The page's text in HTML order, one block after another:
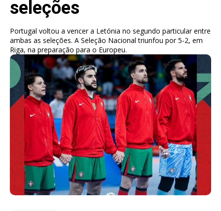
seleções
Portugal voltou a vencer a Letónia no segundo particular entre
ambas as seleções. A Seleção Nacional triunfou por 5-2, em
Riga, na preparação para o Europeu.